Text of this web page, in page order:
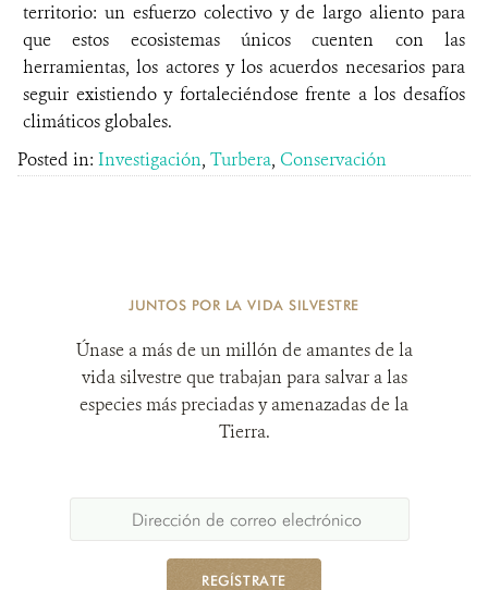
territorio: un esfuerzo colectivo y de largo aliento para
que estos ecosistemas únicos cuenten con las
herramientas, los actores y los acuerdos necesarios para
seguir existiendo y fortaleciéndose frente a los desafíos
climáticos globales.
Posted in: Investigación, Turbera, Conservación
JUNTOS POR LA VIDA SILVESTRE
Únase a más de un millón de amantes de la
vida silvestre que trabajan para salvar a las
especies más preciadas y amenazadas de la
Tierra.
REGÍSTRATE